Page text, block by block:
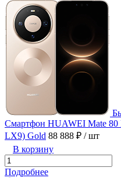
Смартфон HUAWEI Mate 80
LX9) Gold 88 888 ₽ / шт
В корзину
Подробнее